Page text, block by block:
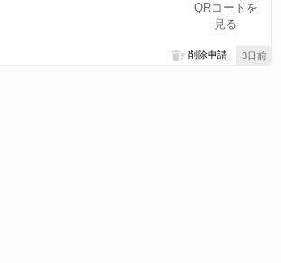
QRコードを
見る
3日前
削除申請